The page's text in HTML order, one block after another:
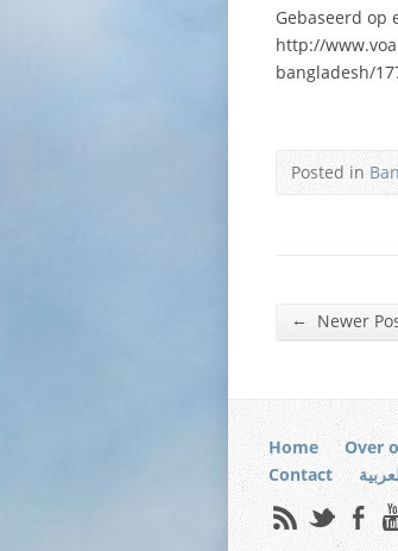
Gebaseerd op
http://
bangladesh/
Posted in
← Newer
Home Over
Contact